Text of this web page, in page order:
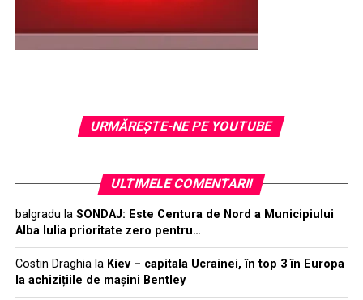
URMĂREŞTE-NE PE YOUTUBE
ULTIMELE COMENTARII
balgradu la SONDAJ: Este Centura de Nord a Municipiului
Alba Iulia prioritate zero pentru…
Costin Draghiala Kiev – capitala Ucrainei, în top 3 în Europa
la achizițiile de mașini Bentley